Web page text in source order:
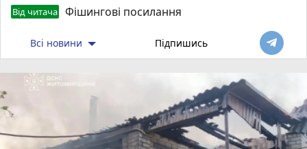
Від читача Фішингові посилання
Всі новини Підпишись